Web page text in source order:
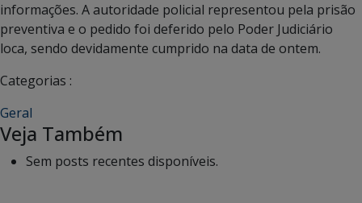
informações. A autoridade policial representou pela prisão
preventiva e o pedido foi deferido pelo Poder Judiciário
loca, sendo devidamente cumprido na data de ontem.
Categorias :
Geral
Veja Também
Sem posts recentes disponíveis.